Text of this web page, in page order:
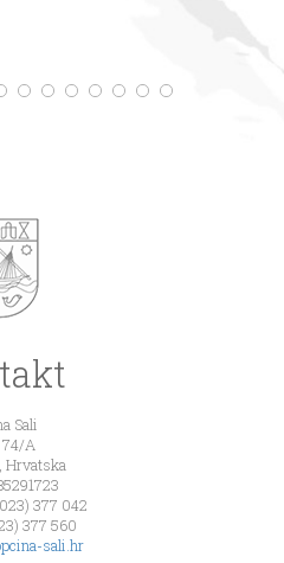
Sali
74/A
Hrvatska
377 042
377 560
sali.hr